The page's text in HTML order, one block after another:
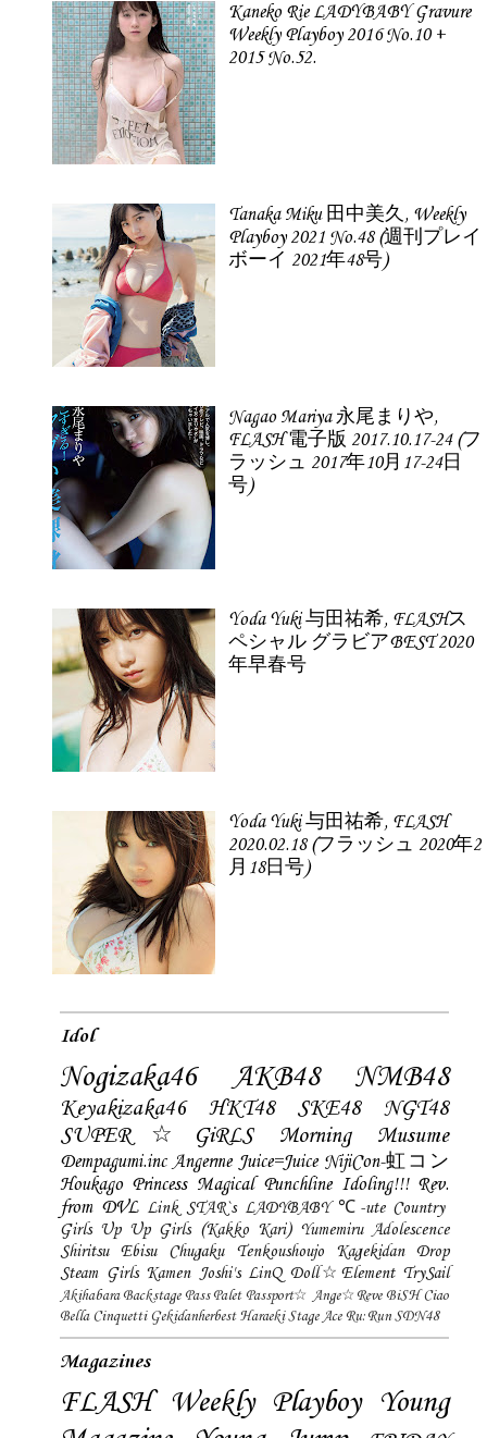
Kaneko Rie LADYBABY Gravure
Weekly Playboy 2016 No.10 +
2015 No.52.
Tanaka Miku 田中美久, Weekly
Playboy 2021 No.48 (週刊プレイ
ボーイ 2021年48号)
Nagao Mariya 永尾まりや,
FLASH 電子版 2017.10.17-24 (フ
ラッシュ 2017年10月17-24日
号)
Yoda Yuki 与田祐希, FLASHス
ペシャル グラビアBEST 2020
年早春号
Yoda Yuki 与田祐希, FLASH
2020.02.18 (フラッシュ 2020年2
月18日号)
Idol
Nogizaka46 AKB48 NMB48
Keyakizaka46 HKT48 SKE48
NGT48
SUPER☆GiRLS
Morning Musume
Dempagumi.inc Angerme Juice=Juice NijiCon-虹コン
Houkago Princess Magical Punchline Idoling!!! Rev.
from DVL Link STAR`s LADYBABY ℃-ute Country
Girls Up Up Girls (Kakko Kari) Yumemiru Adolescence
Shiritsu Ebisu Chugaku
Tenkoushoujo Kagekidan
Drop
Steam Girls Kamen Joshi's LinQ Doll☆Element TrySail
Akihabara Backstage Pass Palet Passport☆ Ange☆Reve BiSH Ciao
Bella Cinquetti Gekidanherbest Haraeki Stage Ace Ru:Run SDN48
Magazines
FLASH Weekly Playboy Young